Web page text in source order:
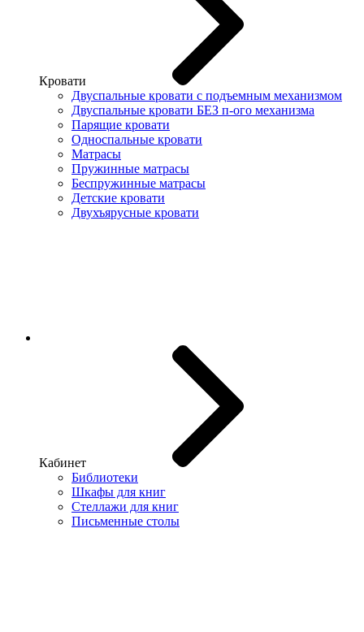
Кровати
Двуспальные кровати с подъемным механизмом
Двуспальные кровати БЕЗ п-ого механизма
Парящие кровати
Односпальные кровати
Матрасы
Пружинные матрасы
Беспружинные матрасы
Детские кровати
Двухъярусные кровати
Кабинет
Библиотеки
Шкафы для книг
Стеллажи для книг
Письменные столы